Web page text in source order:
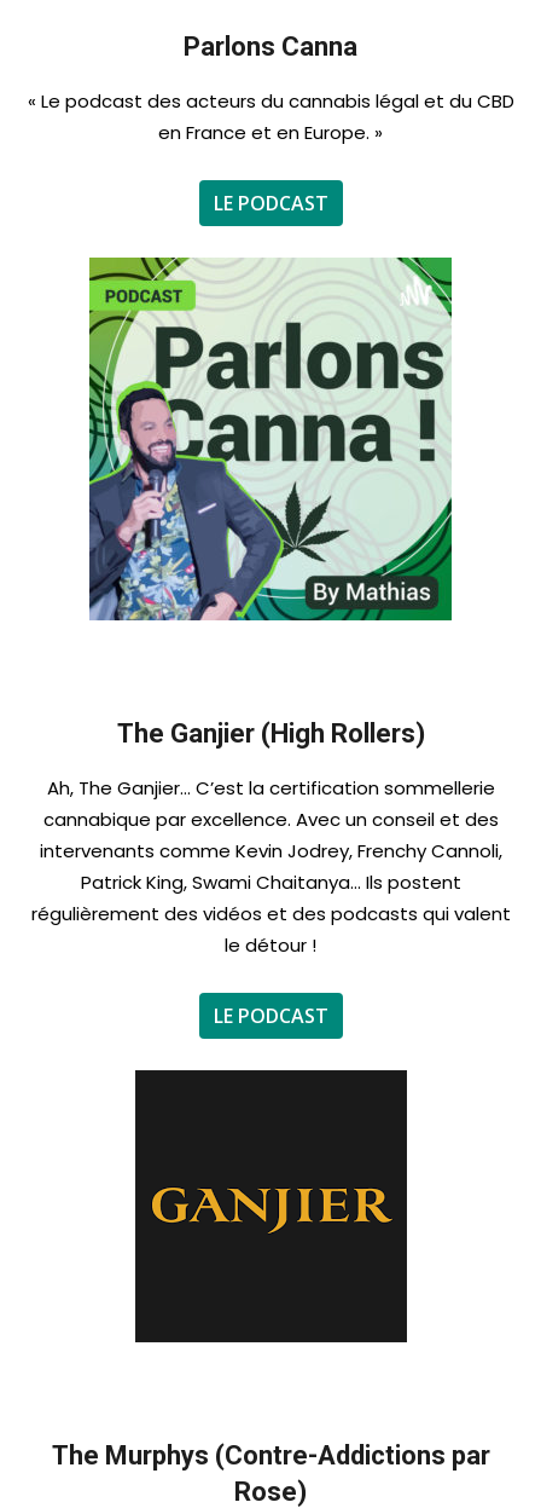
Parlons Canna
« Le podcast des acteurs du cannabis légal et du CBD
en France et en Europe. »
LE PODCAST
The Ganjier (High Rollers)
Ah, The Ganjier… C’est la certification sommellerie
cannabique par excellence. Avec un conseil et des
intervenants comme Kevin Jodrey, Frenchy Cannoli,
Patrick King, Swami Chaitanya… Ils postent
régulièrement des vidéos et des podcasts qui valent
le détour !
LE PODCAST
The Murphys (Contre-Addictions par
Rose)